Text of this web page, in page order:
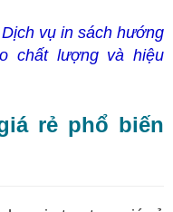
Dịch vụ in sách hướng
chất lượng và hiệu
rẻ phổ biến